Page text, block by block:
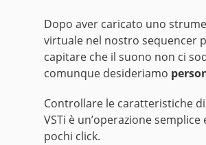
Dopo aver caricato uno
virtuale nel nostro sequencer
capitare che il suono non ci
comunque desideriamo
Controllare le caratteristiche
VSTi è un’operazione semplice
pochi click.